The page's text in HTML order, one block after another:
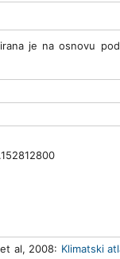
je na osnovu
al, 2008: Klimatski